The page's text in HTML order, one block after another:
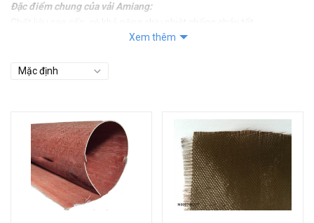
Đặc điểm chung của vải Amiang:
cũng như bảo vệ tài sản.
Công ty TNHH VinP cam kết chỉ phân phối các sản phẩm chính
hãng, chất lượng sản phẩm tuyệt vời và đã được kiểm định về chất
lượng, ngoài ra khách hàng khi mua hàng tại VinP sẽ được hưởng
những ưu đãi đặc biệt nhất về giá cả và nhận được sự tư vấn nhiệt
tình của chúng tôi.
Xem thêm